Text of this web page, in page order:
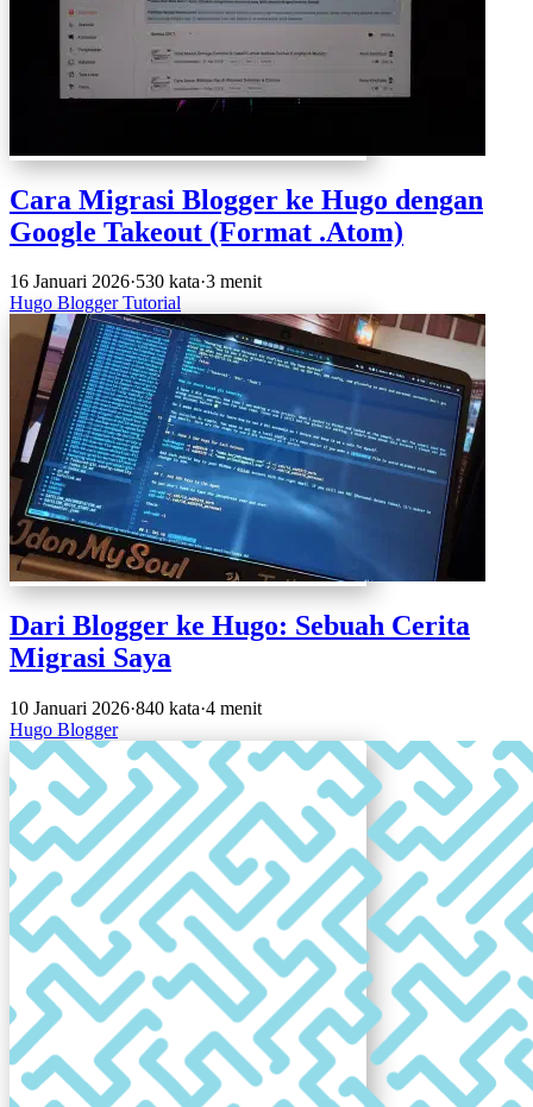
Cara Migrasi Blogger ke Hugo dengan
Google Takeout (Format .Atom)
16 Januari 2026·530 kata·3 menit
Hugo BloggerTutorial
Dari Blogger ke Hugo: Sebuah Cerita
Migrasi Saya
10 Januari 2026·840 kata·4 menit
Hugo Blogger